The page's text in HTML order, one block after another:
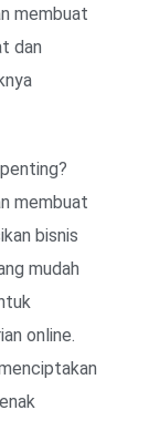
membuat
dan
membuat
bisnis
mudah
online.